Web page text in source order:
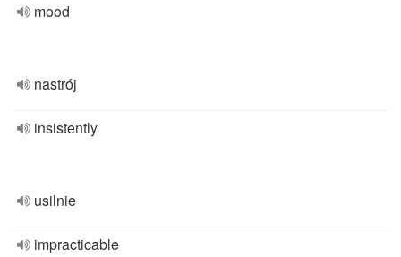
mood
nastrój
insistently
usilnie
impracticable